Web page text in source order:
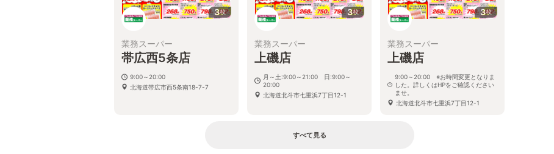
3枚
業務スーパー
帯広西5条店
9:00～20:00
北海道帯広市西5条南18-7-7
3枚
業務スーパー
上磯店
月～土:9:00～21:00 日:9:00～
20:00
北海道北斗市七重浜7丁目12-1
3枚
業務スーパー
上磯店
9:00～20:00 ※お時間変更となりま
した。詳しくはHPをご確認ください
ませ。
北海道北斗市七重浜7丁目12-1
すべて見る